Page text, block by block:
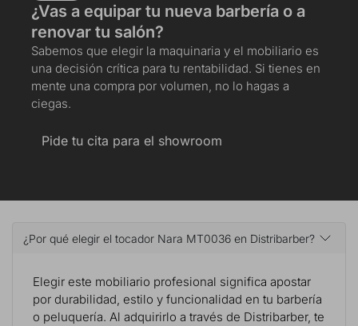
¿Vas a equipar tu nueva barbería o a
renovar tu salón?
Sabemos que elegir la maquinaria y el mobiliario es
una decisión crítica para tu rentabilidad. Si tienes en
mente una compra por volumen, no lo hagas a
ciegas.
Pide tu cita para el showroom
¿Por qué elegir el tocador Nara MT0036 en Distribarber?
Elegir este mobiliario profesional significa apostar
por durabilidad, estilo y funcionalidad en tu barbería
o peluquería. Al adquirirlo a través de Distribarber, te